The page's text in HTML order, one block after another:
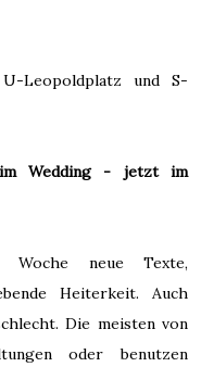
Leopoldplatz und S-
im Wedding - jetzt im
Woche neue Texte,
Heiterkeit. Auch
Die meisten von
oder benutzen